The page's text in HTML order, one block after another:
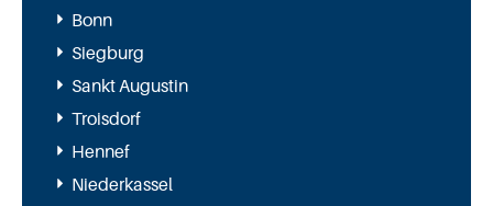
Bonn
Siegburg
Sankt Augustin
Troisdorf
Hennef
Niederkassel